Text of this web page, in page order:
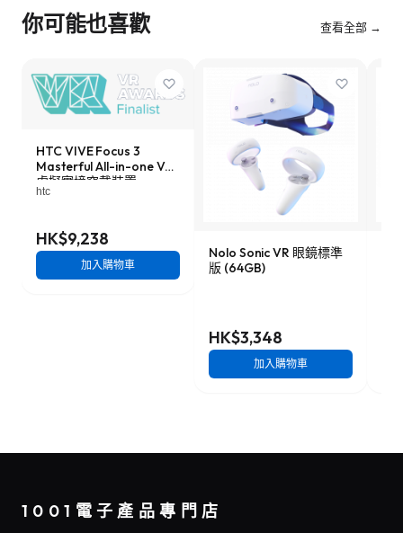
你可能也喜歡 查看全部 →
HTC VIVE Focus 3
Masterful All-in-one VR
虛擬實境穿戴裝置
htc
HK$9,238
加入購物車
Nolo Sonic VR 眼鏡標準
版 (64GB)
HK$3,348
加入購物車
1001電子產品專門店